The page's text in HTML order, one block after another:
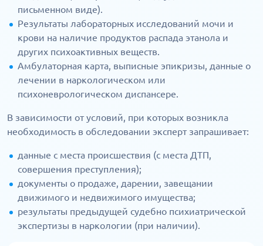
письменном виде).
Результаты лабораторных исследований мочи и
крови на наличие продуктов распада этанола и
других психоактивных веществ.
Амбулаторная карта, выписные эпикризы, данные о
лечении в наркологическом или
психоневрологическом диспансере.
В зависимости от условий, при которых возникла
необходимость в обследовании эксперт запрашивает:
данные с места происшествия (с места ДТП,
совершения преступления);
документы о продаже, дарении, завещании
движимого и недвижимого имущества;
результаты предыдущей судебно психиатрической
экспертизы в наркологии (при наличии).